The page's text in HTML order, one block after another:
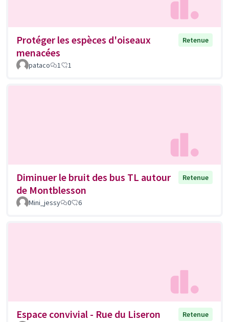
Protéger les espèces d'oiseaux
menacées
Retenue
pataco 1 1
Diminuer le bruit des bus TL autour
de Montblesson
Retenue
Mini_jessy 0 6
Espace convivial - Rue du Liseron
Retenue